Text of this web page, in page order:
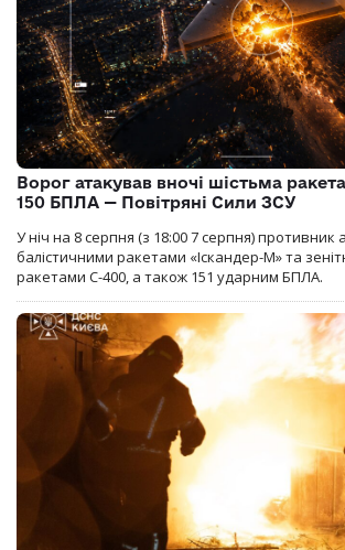
Ворог атакував вночі шістьма
150 БПЛА — Повітряні Сили ЗСУ
У ніч на 8 серпня (з 18:00 7 серпня) противник
балістичними ракетами «Іскандер-М» та
ракетами С-400, а також 151 ударним БПЛА.